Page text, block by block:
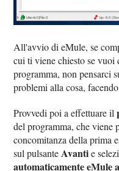
All'avvio di eMule, se
cui ti viene chiesto se vuoi
programma, non pensarci
problemi alla cosa,
Provvedi poi a effettuare il
del programma, che viene
concomitanza della prima
sul pulsante Avantie
automaticamente eMule